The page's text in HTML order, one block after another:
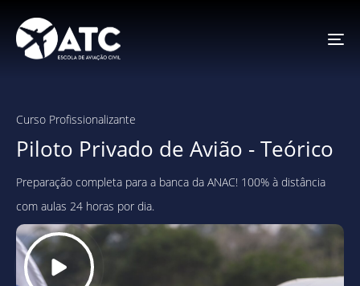
Curso Profissionalizante
Piloto Privado de Avião - Teórico
Preparação completa para a banca da ANAC! 100% à distância
com aulas 24 horas por dia.